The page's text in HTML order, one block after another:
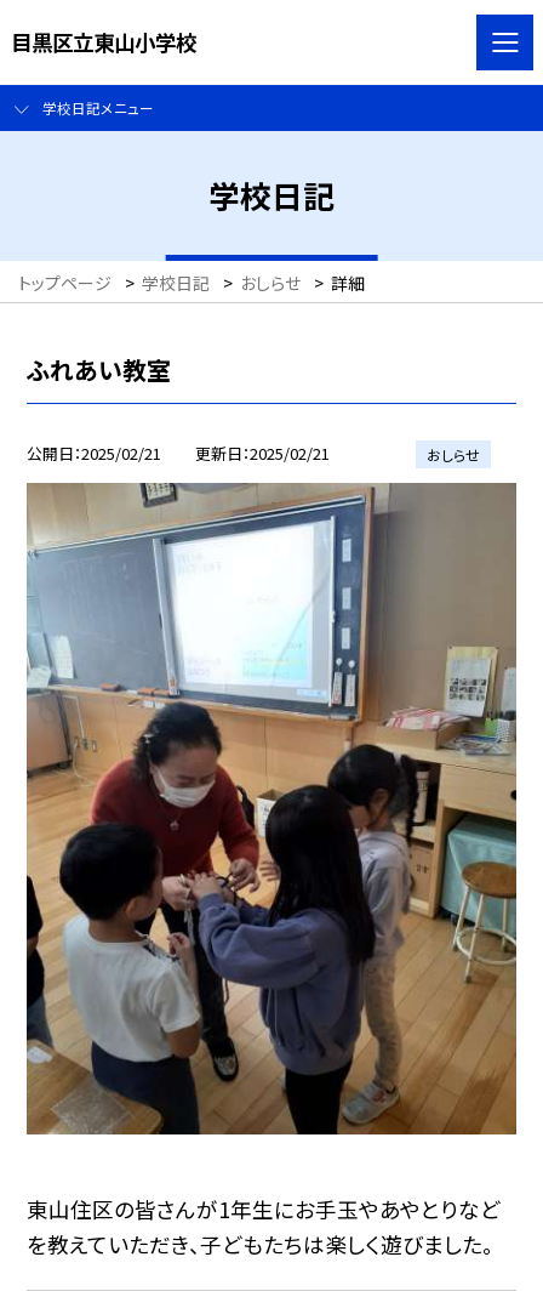
目黒区立東山小学校
学校日記メニュー
学校日記
トップページ > 学校日記 > おしらせ > 詳細
ふれあい教室
公開日 2025/02/21 更新日 2025/02/21 おしらせ
東山住区の皆さんが1年生にお手玉やあやとりなど
を教えていただき、子どもたちは楽しく遊びました。